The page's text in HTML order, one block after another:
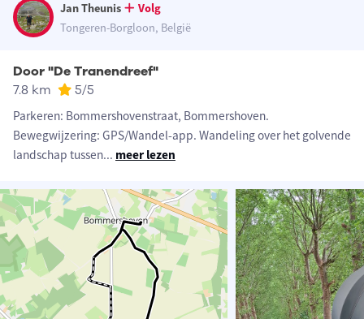
Jan Theunis
Volg
Tongeren-Borgloon, België
Door "De Tranendreef"
7.8 km 5/5
Parkeren: Bommershovenstraat, Bommershoven.
Bewegwijzering: GPS/Wandel-app. Wandeling over het golvende
landschap tussen... meer lezen